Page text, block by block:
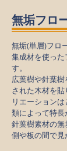
無垢フロ
無垢(単層)フロ
集成材を使った
す。
広葉樹や針葉
された木材を
リエーション
類によって特長
針葉樹素材の
側や板の間で見